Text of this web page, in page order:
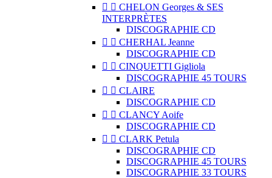
  CHELON Georges & SES
INTERPRÈTES
DISCOGRAPHIE CD
  CHERHAL Jeanne
DISCOGRAPHIE CD
  CINQUETTI Gigliola
DISCOGRAPHIE 45 TOURS
  CLAIRE
DISCOGRAPHIE CD
  CLANCY Aoife
DISCOGRAPHIE CD
  CLARK Petula
DISCOGRAPHIE CD
DISCOGRAPHIE 45 TOURS
DISCOGRAPHIE 33 TOURS